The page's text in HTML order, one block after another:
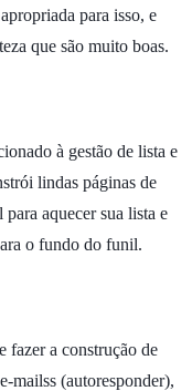
para isso, e
que são muito boas.
à gestão de lista e
lindas páginas de
aquecer sua lista e
o fundo do funil.
fazer a construção de
mailss (autoresponder),